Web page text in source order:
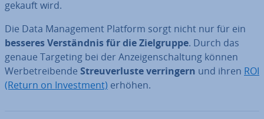
gekauft wird.
Die Data Ma­nage­ment Platform sorgt nicht nur für ein
besseres Ver­ständ­nis für die Ziel­grup­pe. Durch das
genaue Targeting bei der An­zei­gen­schal­tung können
Wer­be­trei­ben­de Streu­ver­lus­te ver­rin­gern und ihren ROI
(Return on In­vest­ment) erhöhen.